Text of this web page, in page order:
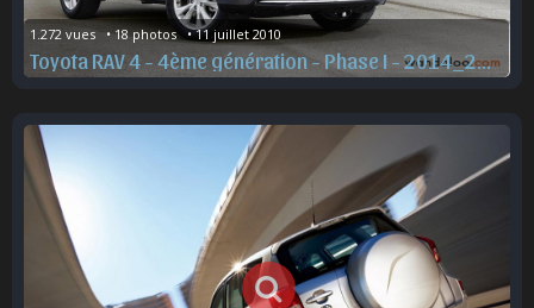
1.272 vues   • 18 photos   • 11 juillet 2010
Toyota RAV 4 - 4ème génération - Phase I - 2014_2015